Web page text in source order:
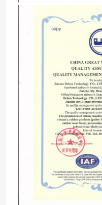
Controle de
Forro cerâmico do
Forro cerâmico da
retardamento
Retardamento da